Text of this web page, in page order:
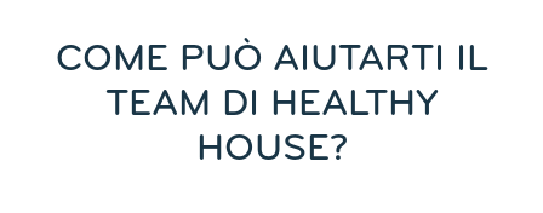
COME PUÒ AIUTARTI IL
TEAM DI HEALTHY
HOUSE?